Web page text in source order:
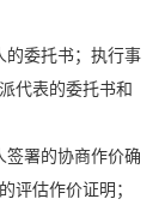
的委托书；执行事
代表的委托书和
签署的协商作价确
评估作价证明；